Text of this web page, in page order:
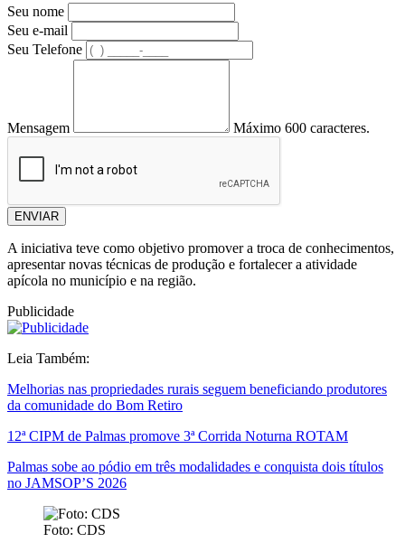
Seu nome
Seu e-mail
Seu Telefone
Mensagem Máximo 600 caracteres.
ENVIAR
A iniciativa teve como objetivo promover a troca de conhecimentos,
apresentar novas técnicas de produção e fortalecer a atividade
apícola no município e na região.
Publicidade
Leia Também:
Melhorias nas propriedades rurais seguem beneficiando produtores
da comunidade do Bom Retiro
12ª CIPM de Palmas promove 3ª Corrida Noturna ROTAM
Palmas sobe ao pódio em três modalidades e conquista dois títulos
no JAMSOP’S 2026
Foto: CDS